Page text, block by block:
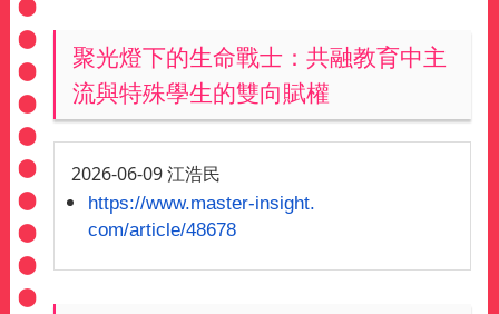
聚光燈下的生命戰士：共融教育中主
流與特殊學生的雙向賦權
2026-06-09 江浩民
https://www.master-insight.
com/article/48678